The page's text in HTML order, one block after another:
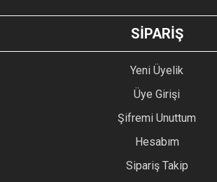
GÖNDER
SİPARİŞ
Yeni Üyelik
Üye Girişi
Şifremi Unuttum
Hesabım
Sipariş Takip